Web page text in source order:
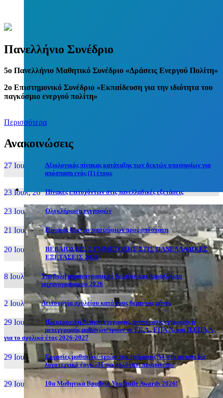
Πανελλήνιο Συνέδριο
5o Πανελλήνιο Μαθητικό Συνέδριο «Δράσεις Ενεργού Πολίτη»
2ο Επιστημονικό Συνέδριο «Εκπαίδευση για την ιδιότητα του
παγκόσμιο ενεργού πολίτη»
Περισσότερα
Ανακοινώσεις
27 Ιουν, 26
Αξιολογικός πίνακας κατάταξης των δεκτών υποψηφίων για
απόσπαση ενός (1) έτους
23 Ιουλ, 26 Πίνακες επιτυχόντων στις πανελλαδικές εξετάσεις
23 Ιουλ, 26 Ολοκλήρωση εγγραφών
21 Ιουλ, 26 Πίνακας δεκτών υποψήφιων προς απόσπαση
20 Ιουλ, 26
ΒΕΒΑΙΩΣΕΙΣ ΣΥΜΜΕΤΟΧΗΣ ΣΤΙΣ ΠΑΝΕΛΛΑΔΙΚΕΣ
ΕΞΕΤΑΣΕΙΣ 2026
8 Ιουλ, 26
Υποβολή μηχανογραφικού δελτίου και παράλληλου
μηχανογραφικού 2026
2 Ιουλ, 26 Λειτουργία σχολείου κατά τους θερινούς μήνες
29 Ιουν, 26
Ηλεκτρονική Αίτηση εγγραφής, ανανέωσης εγγραφής ή
μετεγγραφής μαθητών/τριών σε ΓΕ.Λ., ΕΠΑ.Λ. και Π.ΕΠΑ.Λ.,
για το σχολικό έτος 2026-2027
29 Ιουν, 26
Εργασίες μαθητών/-τριών του τμήματος Α4 στο αυτοτελές
λογοτεχνικό έργο «Η πιο πολύτιμη πραμάτεια»
29 Ιουν, 26 10α Μαθητικά Βραβεία YouSmile Awards 2026!